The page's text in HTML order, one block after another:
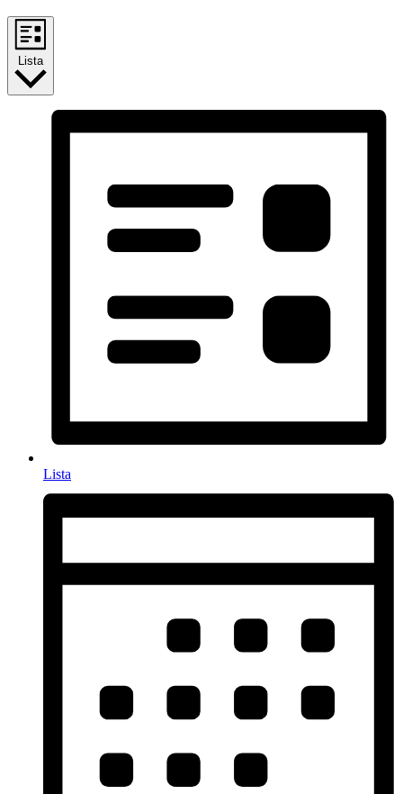
Lista
Lista